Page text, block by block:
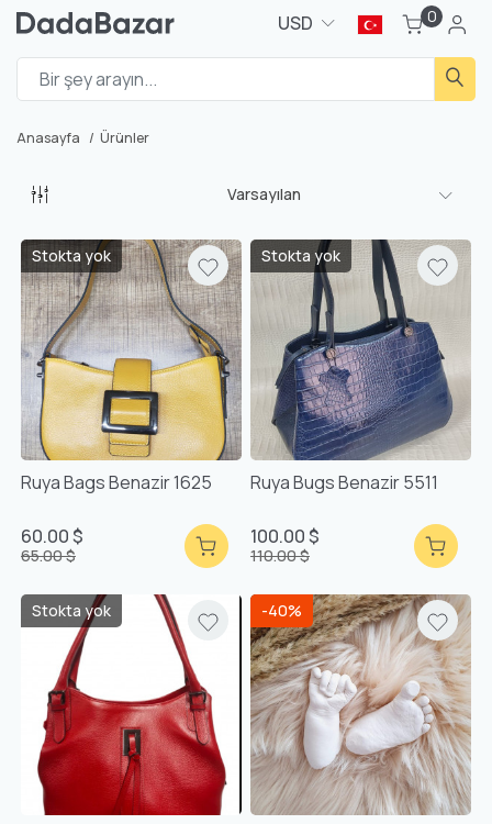
USD 0
Anasayfa Ürünler
Varsayılan
Stokta yok
Ruya Bags Benazir 1625
60.00 $
65.00 $
Stokta yok
Ruya Bugs Benazir 5511
100.00 $
110.00 $
Stokta yok -40%